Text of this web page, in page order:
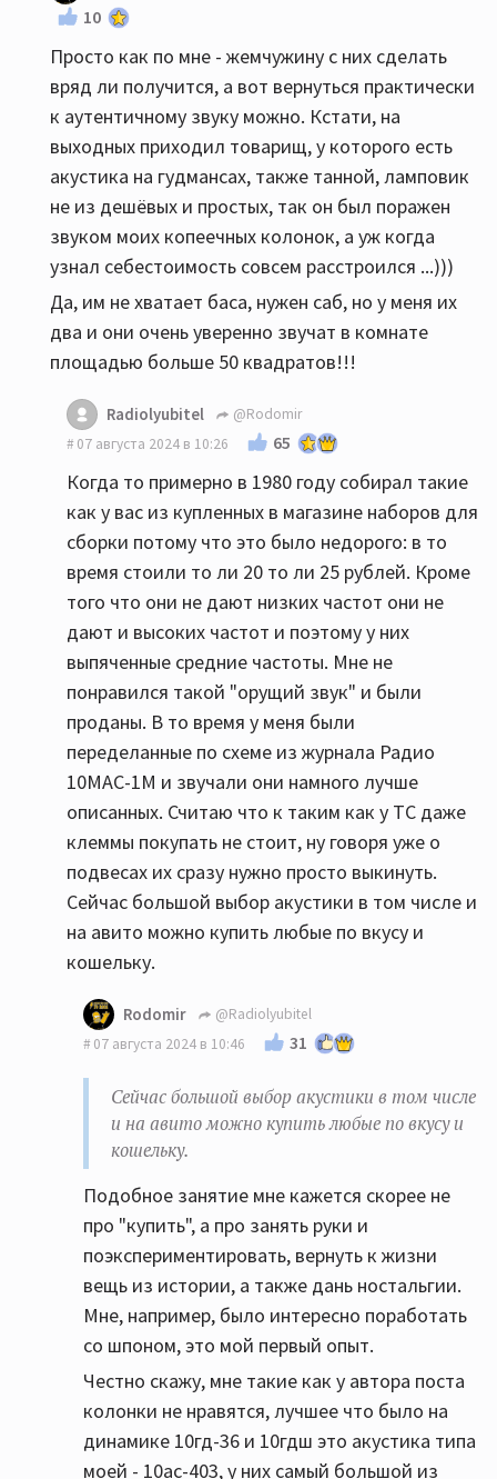
10
Просто как по мне - жемчужину с них сделать
вряд ли получится, а вот вернуться практически
к аутентичному звуку можно. Кстати, на
выходных приходил товарищ, у которого есть
акустика на гудмансах, также танной, ламповик
не из дешёвых и простых, так он был поражен
звуком моих копеечных колонок, а уж когда
узнал себестоимость совсем расстроился ...)))
Да, им не хватает баса, нужен саб, но у меня их
два и они очень уверенно звучат в комнате
площадью больше 50 квадратов!!!
Radiolyubitel
@Rodomir
07 августа 2024 в 10:26
65
Когда то примерно в 1980 году собирал такие
как у вас из купленных в магазине наборов для
сборки потому что это было недорого: в то
время стоили то ли 20 то ли 25 рублей. Кроме
того что они не дают низких частот они не
дают и высоких частот и поэтому у них
выпяченные средние частоты. Мне не
понравился такой "орущий звук" и были
проданы. В то время у меня были
переделанные по схеме из журнала Радио
10МАС-1М и звучали они намного лучше
описанных. Считаю что к таким как у ТС даже
клеммы покупать не стоит, ну говоря уже о
подвесах их сразу нужно просто выкинуть.
Сейчас большой выбор акустики в том числе и
на авито можно купить любые по вкусу и
кошельку.
Rodomir
@Radiolyubitel
07 августа 2024 в 10:46
31
Сейчас большой выбор акустики в том числе
и на авито можно купить любые по вкусу и
кошельку.
Подобное занятие мне кажется скорее не
про "купить", а про занять руки и
поэкспериментировать, вернуть к жизни
вещь из истории, а также дань ностальгии.
Мне, например, было интересно поработать
со шпоном, это мой первый опыт.
Честно скажу, мне такие как у автора поста
колонки не нравятся, лучшее что было на
динамике 10гд-36 и 10гдш это акустика типа
моей - 10ас-403, у них самый большой из